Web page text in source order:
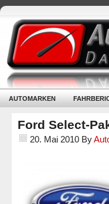
AUTOMARKEN
Ford Select-
20. Mai 2010 By